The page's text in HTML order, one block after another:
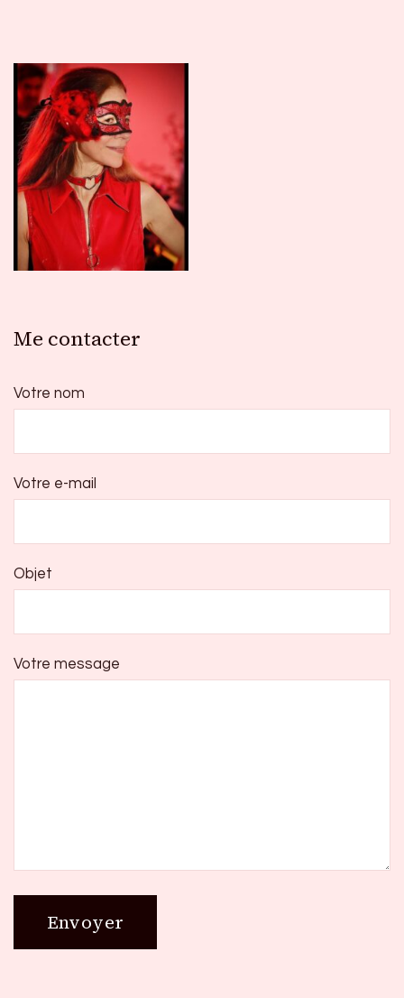
Me contacter
Votre nom
Votre e-mail
Objet
Votre message